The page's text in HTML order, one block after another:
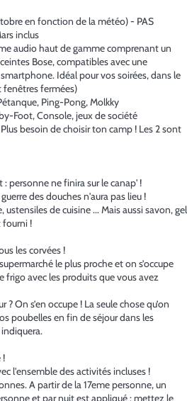
en fonction de la météo) - PAS
inclus
audio haut de gamme comprenant un
Bose, compatibles avec une
Idéal pour vos soirées, dans le
fenêtres fermées)
Ping-Pong, Molkky
Foot, Console, jeux de société
Plus besoin de choisir ton camp ! Les 2 sont
personne ne finira sur le canap' !
des douches n'aura pas lieu !
ustensiles de cuisine ... Mais aussi savon, gel
fourni !
les corvées !
le plus proche et on s’occupe
frigo avec les produits que vous avez
On s’en occupe ! La seule chose qu’on
poubelles en fin de séjour dans les
!
l'ensemble des activités incluses !
A partir de la 17eme personne, un
et par nuit est appliqué : mettez le